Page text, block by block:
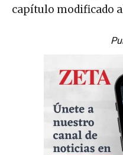
capítulo modificado